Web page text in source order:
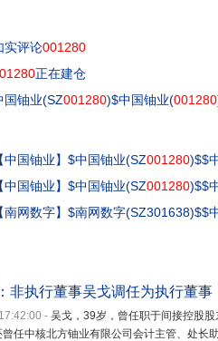
实评论001280
正在建仓
国铀业(SZ001280)$中国铀业(001280
【中国铀业】 $中国铀业(SZ001280)$$
【中国铀业】 $中国铀业(SZ001280)$$
【南网数字】 $南网数字(SZ301638)$$
非执行董事吴戈调任为执行董事
- 吴戈，39岁，曾任职于间接控股
任中核北方铀业有限公司会计主管、处